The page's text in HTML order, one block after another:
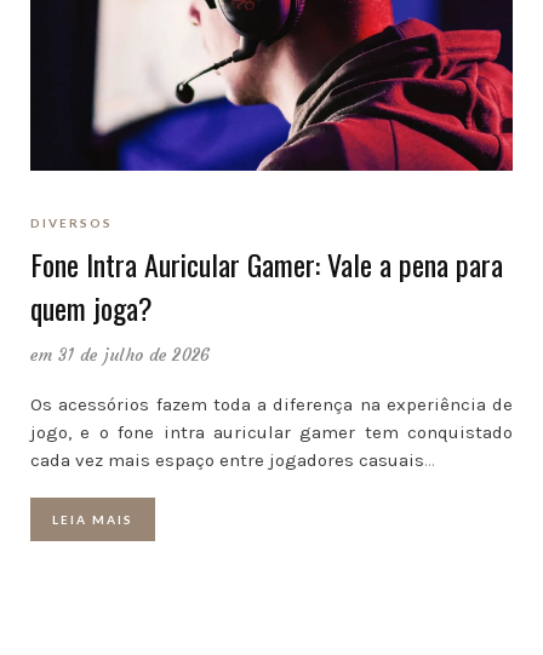
DIVERSOS
Fone Intra Auricular Gamer: Vale a pena para
quem joga?
em 31 de julho de 2026
Os acessórios fazem toda a diferença na experiência de
jogo, e o fone intra auricular gamer tem conquistado
cada vez mais espaço entre jogadores casuais…
LEIA MAIS